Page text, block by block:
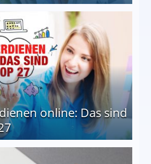
online: Das sind